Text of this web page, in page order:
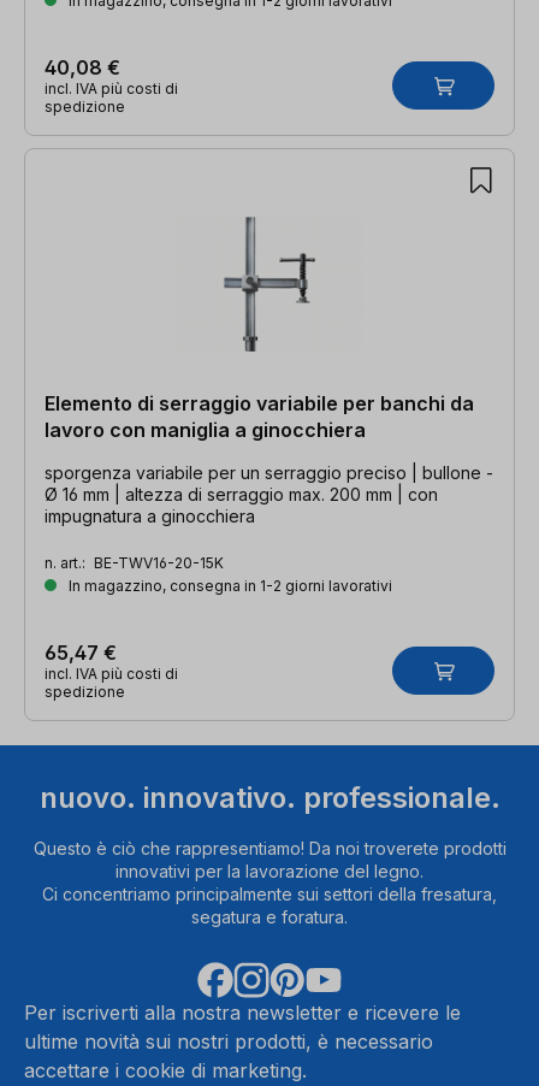
40,08 €
incl. IVA più costi di
spedizione
Elemento di serraggio variabile per banchi da
lavoro con maniglia a ginocchiera
sporgenza variabile per un serraggio preciso | bullone -
Ø 16 mm | altezza di serraggio max. 200 mm | con
impugnatura a ginocchiera
n. art.: BE-TWV16-20-15K
In magazzino, consegna in 1-2 giorni lavorativi
65,47 €
incl. IVA più costi di
spedizione
nuovo. innovativo. professionale.
Questo è ciò che rappresentiamo! Da noi troverete prodotti
innovativi per la lavorazione del legno.
Ci concentriamo principalmente sui settori della fresatura,
segatura e foratura.
Per iscriverti alla nostra newsletter e ricevere le
ultime novità sui nostri prodotti, è necessario
accettare i cookie di marketing.